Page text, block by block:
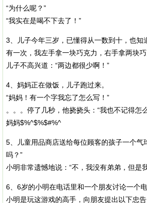
“为什么呢？”
“我实在是喝不下去了！”
3、儿子今年三岁，已懂得从一数到十，也
有一次，我左手拿一块巧克力，右手拿两块
儿子不高兴道：“两边都很少啊！”
4、妈妈正在做饭，儿子跑过来。
“妈妈！有一个字我忘了怎么写！”
。。。停了几秒，他挠挠头：“我也不记得怎
妈妈$%^$%$#%^
5、儿童用品商店送给每位顾客的孩子一个
吗？”
小明非常遗憾地说：“不，我没有弟弟，但是
6、6岁的小明在电话里和一个朋友讨论一个
小明是玩这游戏的高手，向朋友提出以下忠